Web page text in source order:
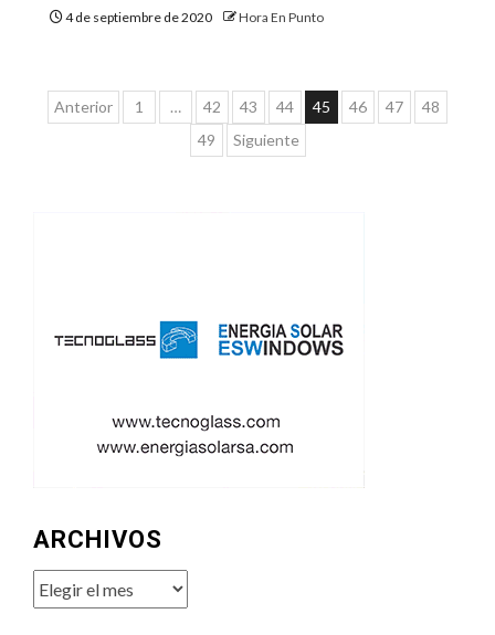
4 de septiembre de 2020 Hora En Punto
Paginación
Anterior 1 … 42 43 44 45 46 47
48
49
Siguiente
ARCHIVOS
Archivos